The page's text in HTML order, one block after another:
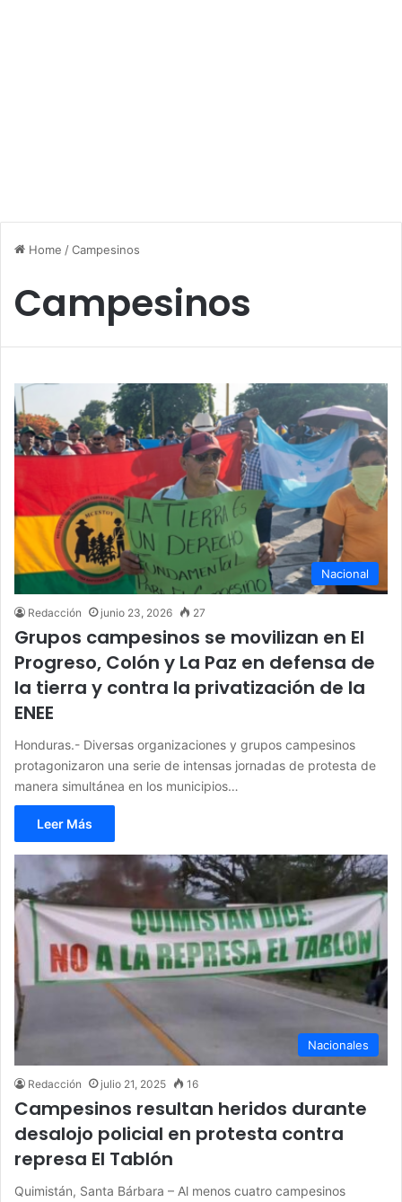
Home /Campesinos
Campesinos
Nacional
Redacción junio 23, 2026 27
Grupos campesinos se movilizan en El
Progreso, Colón y La Paz en defensa de
la tierra y contra la privatización de la
ENEE
Honduras.- Diversas organizaciones y grupos campesinos
protagonizaron una serie de intensas jornadas de protesta de
manera simultánea en los municipios…
Leer Más
Nacionales
Redacción julio 21, 2025 16
Campesinos resultan heridos durante
desalojo policial en protesta contra
represa El Tablón
Quimistán, Santa Bárbara – Al menos cuatro campesinos